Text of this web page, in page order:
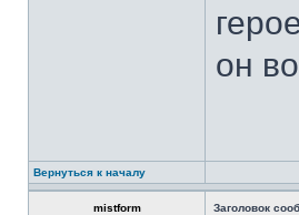
он
Вернуться к началу
mistform Заголовок